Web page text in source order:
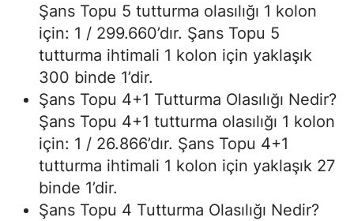
Şans Topu 5 tutturma olasılığı 1 kolon
için: 1 / 299.660’dır. Şans Topu 5
tutturma ihtimali 1 kolon için yaklaşık
300 binde 1’dir.
Şans Topu 4+1 Tutturma Olasılığı Nedir?
Şans Topu 4+1 tutturma olasılığı 1 kolon
için: 1 / 26.866’dır. Şans Topu 4+1
tutturma ihtimali 1 kolon için yaklaşık 27
binde 1’dir.
Şans Topu 4 Tutturma Olasılığı Nedir?